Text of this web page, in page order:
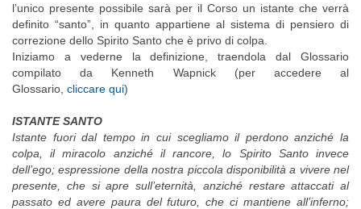
l’unico presente possibile sarà per il Corso un istante che verrà
definito “santo”, in quanto appartiene al sistema di pensiero di
correzione dello Spirito Santo che è privo di colpa.
Iniziamo a vederne la definizione, traendola dal Glossario
compilato da Kenneth Wapnick (per accedere al
Glossario, cliccare qui)
ISTANTE SANTO
Istante fuori dal tempo in cui scegliamo il perdono anziché la
colpa, il miracolo anziché il rancore, lo Spirito Santo invece
dell’ego; espressione della nostra piccola disponibilità a vivere nel
presente, che si apre sull’eternità, anziché restare attaccati al
passato ed avere paura del futuro, che ci mantiene all’inferno;